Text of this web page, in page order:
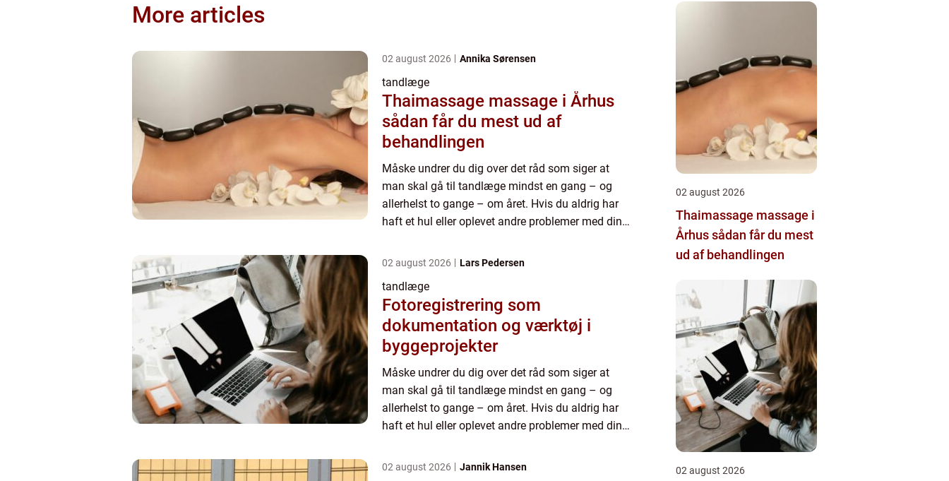
More articles
02 august 2026 Annika Sørensen
tandlæge
Thaimassage massage i Århus
sådan får du mest ud af
behandlingen
Måske undrer du dig over det råd som siger at
man skal gå til tandlæge mindst en gang – og
allerhelst to gange – om året. Hvis du aldrig har
haft et hul eller oplevet andre problemer med dine
forstå hvorfor...
02 august 2026 Lars Pedersen
tandlæge
Fotoregistrering som
dokumentation og værktøj i
byggeprojekter
Måske undrer du dig over det råd som siger at
man skal gå til tandlæge mindst en gang – og
allerhelst to gange – om året. Hvis du aldrig har
haft et hul eller oplevet andre problemer med dine
forstå hvorfor...
02 august 2026 Jannik Hansen
02 august 2026
Thaimassage massage i
Århus sådan får du mest
ud af behandlingen
02 august 2026